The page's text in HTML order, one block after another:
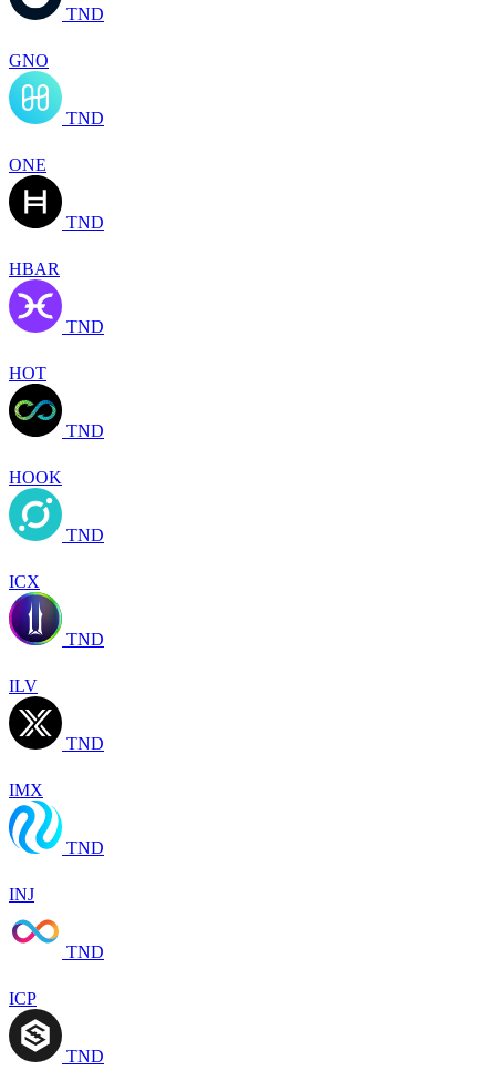
TND
GNO
TND
ONE
TND
HBAR
TND
HOT
TND
HOOK
TND
ICX
TND
ILV
TND
IMX
TND
INJ
TND
ICP
TND